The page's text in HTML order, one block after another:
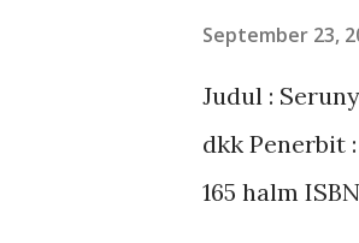
September 23,
Judul :
dkk Penerbit
165 halm